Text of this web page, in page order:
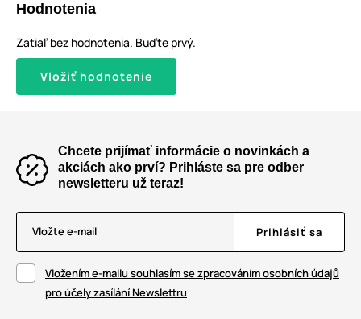
Hodnotenia
Zatiaľ bez hodnotenia. Buďte prvý.
Vložiť hodnotenie
Chcete prijímať informácie o novinkách a
akciách ako prví? Prihláste sa pre odber
newsletteru už teraz!
Vložte e-mail Prihlásiť sa
Vložením e-mailu souhlasím se zpracováním osobních údajů
pro účely zasílání Newslettru